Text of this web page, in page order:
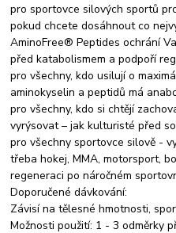
pro sportovce silových sportů
pokud chcete dosáhnout co
AminoFree® Peptides ochrání
před katabolismem a podpoří
pro všechny, kdo usilují o
aminokyselin a peptidů má
pro všechny, kdo si chtějí
vyrýsovat – jak kulturisté před
pro všechny sportovce silově -
třeba hokej, MMA, motorsport,
regeneraci po náročném
Doporučené dávkování:
Závisí na tělesné hmotnosti,
Možnosti použití: 1 - 3 odměrky